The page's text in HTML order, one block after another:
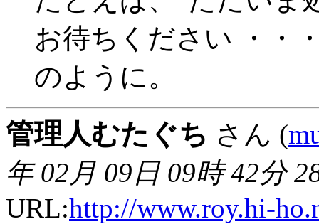
お待ちください ・・
のように。
管理人むたぐち さん (
年 02月 09日 09時 42分
URL:http://www.roy.hi-